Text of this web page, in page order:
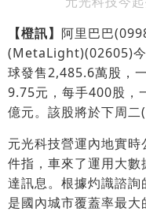
【橙訊】 阿里巴巴
(MetaLight)(02605)今
球發售2,485.6萬股，
9.75元，每手400股，
億元。該股將於下周二
元光科技營運內地實
件指，車來了運用大
達訊息。根據灼識諮
是國內城市覆蓋率最